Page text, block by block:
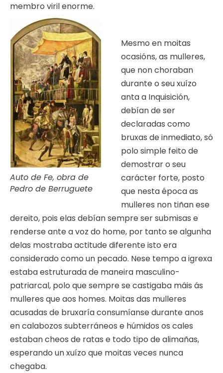
membro viril enorme.
Auto de Fe, obra de
Pedro de Berruguete
Mesmo en moitas
ocasións, as mulleres,
que non choraban
durante o seu xuízo
anta a Inquisición,
debían de ser
declaradas como
bruxas de inmediato, só
polo simple feito de
demostrar o seu
carácter forte, posto
que nesta época as
mulleres non tiñan ese
dereito, pois elas debían sempre ser submisas e
renderse ante a voz do home, por tanto se algunha
delas mostraba actitude diferente isto era
considerado como un pecado. Nese tempo a igrexa
estaba estruturada de maneira masculino-
patriarcal, polo que sempre se castigaba máis ás
mulleres que aos homes. Moitas das mulleres
acusadas de bruxaría consumíanse durante anos
en calabozos subterráneos e húmidos os cales
estaban cheos de ratas e todo tipo de alimañas,
esperando un xuízo que moitas veces nunca
chegaba.